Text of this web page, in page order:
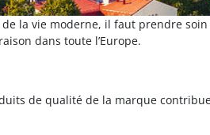
la vie moderne, il faut prendre
dans toute l’Europe.
de qualité de la marque